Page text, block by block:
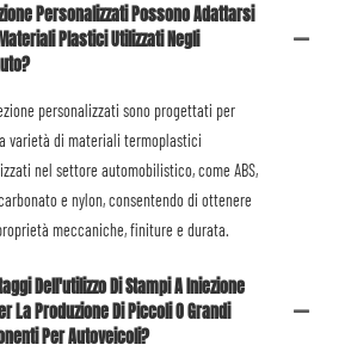
Personalizzati Possono Adattarsi
Plastici Utilizzati Negli
personalizzati sono progettati per
varietà di materiali termoplastici
nel settore automobilistico, come ABS,
e nylon, consentendo di ottenere
meccaniche, finiture e durata.
Dell'utilizzo Di Stampi A Iniezione
La Produzione Di Piccoli O Grandi
Per Autoveicoli?